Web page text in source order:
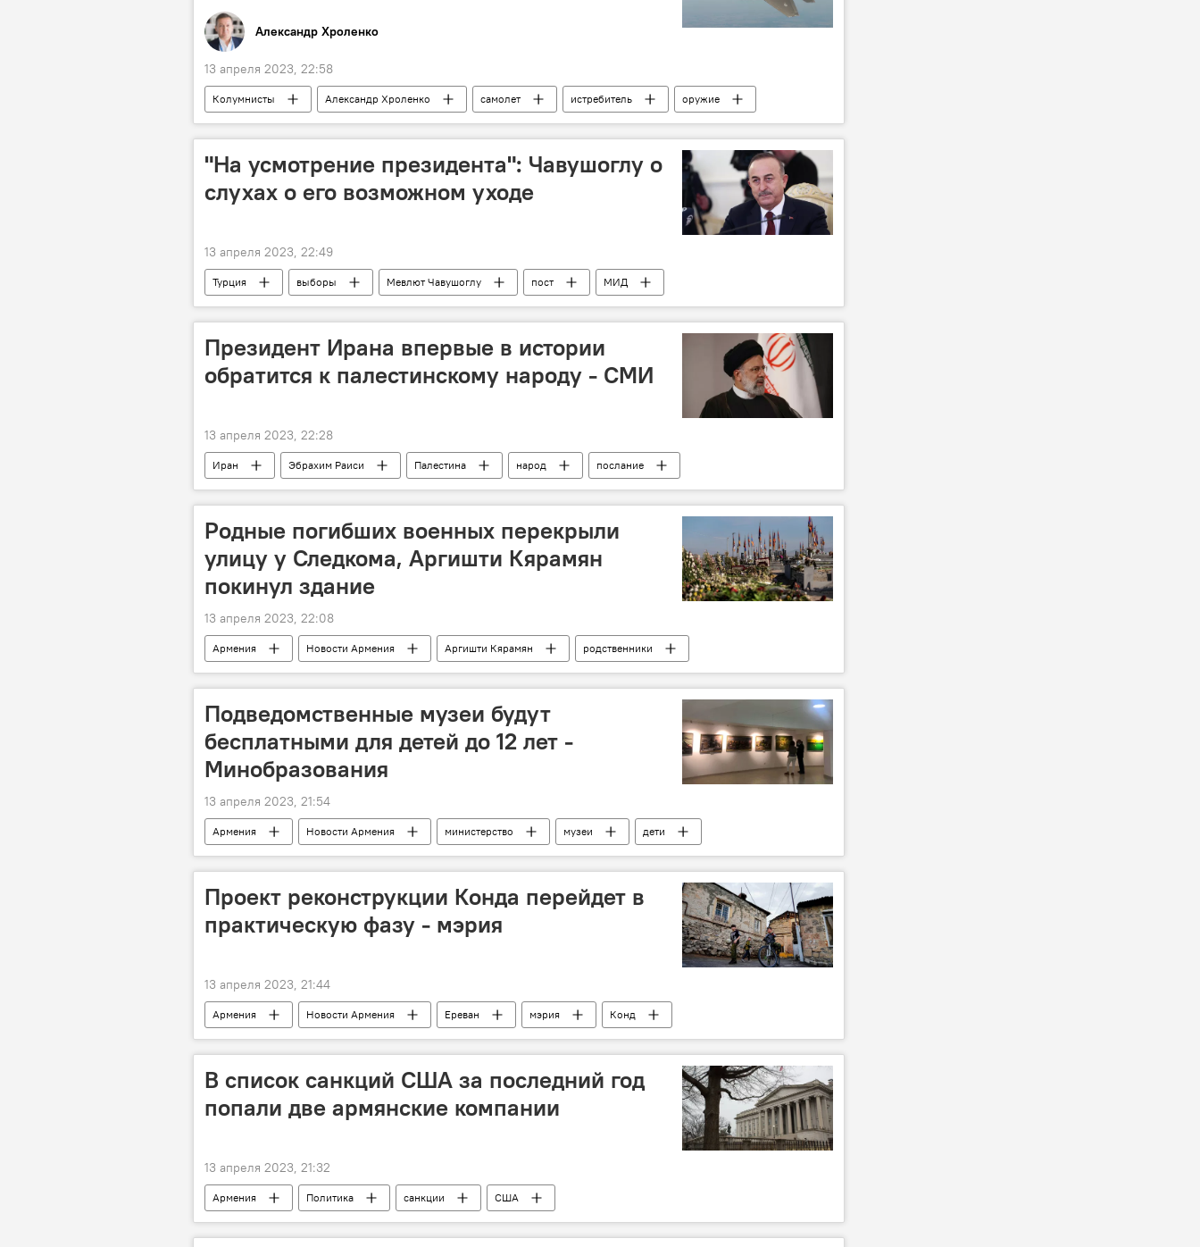
Александр Хроленко
13 апреля 2023, 22:58
Колумнисты Александр Хроленко самолет истребитель
оружие
вооружение
НАТО Румыния
"На усмотрение президента": Чавушоглу о
слухах о его возможном уходе
13 апреля 2023, 22:49
Турция выборы Мевлют Чавушоглу пост МИД
Президент Ирана впервые в истории
обратится к палестинскому народу - СМИ
13 апреля 2023, 22:28
Иран Эбрахим Раиси Палестина народ послание
Родные погибших военных перекрыли
улицу у Следкома, Аргишти Кярамян
покинул здание
13 апреля 2023, 22:08
Армения Новости Армения Аргишти Кярамян
родственники
погибшие
СК Армении
Подведомственные музеи будут
бесплатными для детей до 12 лет -
Минобразования
13 апреля 2023, 21:54
Армения Новости Армения министерство музеи
дети
посещение
Проект реконструкции Конда перейдет в
практическую фазу - мэрия
13 апреля 2023, 21:44
Армения Новости Армения Ереван мэрия
Конд
реконструкция
В список санкций США за последний год
попали две армянские компании
13 апреля 2023, 21:32
Армения Политика санкции США